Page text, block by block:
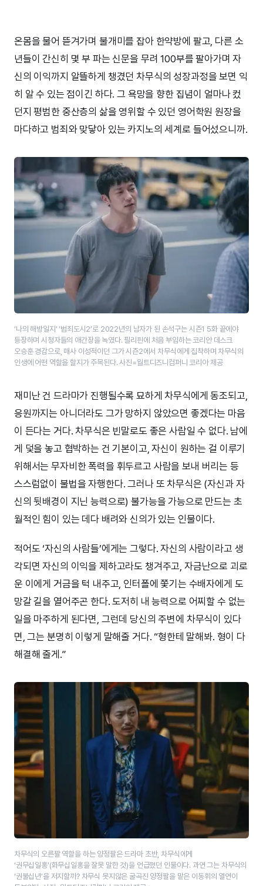
온몸을 물어 뜯겨가며 불개미를 잡아 한약방에 팔고, 다른 소
년들이 간신히 몇 부 파는 신문을 무려 100부를 팔아가며 자
신의 이익까지 알뜰하게 챙겼던 차무식의 성장과정을 보면 익
히 알 수 있는 점이긴 하다. 그 욕망을 향한 집념이 얼마나 컸
던지 평범한 중산층의 삶을 영위할 수 있던 영어학원 원장을
마다하고 범죄와 맞닿아 있는 카지노의 세계로 들어섰으니까.
‘나의 해방일지’ ‘범죄도시2’로 2022년의 남자가 된 손석구는 시즌1 5화 끝에야
등장하며 시청자들의 애간장을 녹였다. 필리핀에 처음 부임하는 코리안 데스크
오승훈 경감으로, 매사 이성적이던 그가 시즌2에서 차무식에게 집착하며 차무식의
인생에 어떤 역할을 할지가 주목된다. 사진=월트디즈니컴퍼니 코리아 제공
재미난 건 드라마가 진행될수록 묘하게 차무식에게 동조되고,
응원까지는 아니더라도 그가 망하지 않았으면 좋겠다는 마음
이 든다는 거다. 차무식은 빈말로도 좋은 사람일 수 없다. 남에
게 덫을 놓고 협박하는 건 기본이고, 자신이 원하는 걸 이루기
위해서는 무자비한 폭력을 휘두르고 사람을 보내 버리는 등
스스럼없이 불법을 자행한다. 그러나 또 차무식은 (자신과 자
신의 뒷배경이 지닌 능력으로) 불가능을 가능으로 만드는 초
월적인 힘이 있는 데다 배려와 신의가 있는 인물이다.
적어도 ‘자신의 사람들’에게는 그렇다. 자신의 사람이라고 생
각되면 자신의 이익을 제하고라도 챙겨주고, 자금난으로 괴로
운 이에게 거금을 턱 내주고, 인터폴에 쫓기는 수배자에게 도
망갈 길을 열어주곤 한다. 도저히 내 능력으로 어찌할 수 없는
일을 마주하게 된다면, 그런데 당신의 주변에 차무식이 있다
면, 그는 분명히 이렇게 말해줄 거다. “형한테 말해봐. 형이 다
해결해 줄게.”
차무식의 오른팔 역할을 하는 양정팔은 드라마 초반, 차무식에게
‘권무십일홍’(화무십일홍을 잘못 말한 것)을 언급했던 인물이다. 과연 그는 차무식의
‘권불십년’을 저지할까? 차무식 못지않은 굴곡진 양정팔을 맡은 이동휘의 열연이